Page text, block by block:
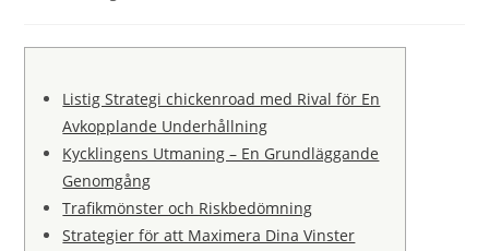
Listig Strategi chickenroad med Rival för En
Avkopplande Underhållning
Kycklingens Utmaning – En Grundläggande
Genomgång
Trafikmönster och Riskbedömning
Strategier för att Maximera Dina Vinster